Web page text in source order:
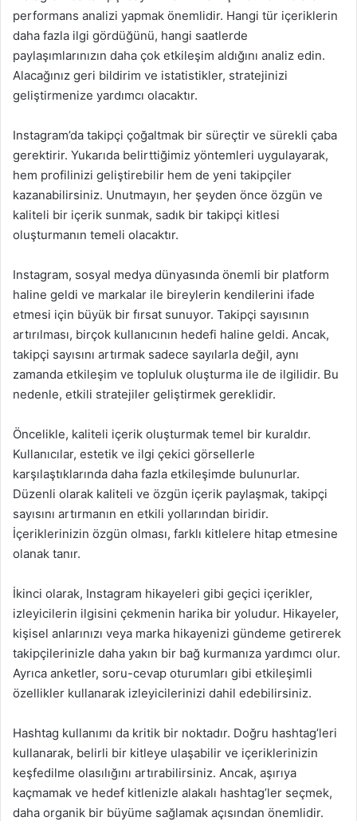
performans analizi yapmak önemlidir. Hangi tür içeriklerin
daha fazla ilgi gördüğünü, hangi saatlerde
paylaşımlarınızın daha çok etkileşim aldığını analiz edin.
Alacağınız geri bildirim ve istatistikler, stratejinizi
geliştirmenize yardımcı olacaktır.
Instagram’da takipçi çoğaltmak bir süreçtir ve sürekli çaba
gerektirir. Yukarıda belirttiğimiz yöntemleri uygulayarak,
hem profilinizi geliştirebilir hem de yeni takipçiler
kazanabilirsiniz. Unutmayın, her şeyden önce özgün ve
kaliteli bir içerik sunmak, sadık bir takipçi kitlesi
oluşturmanın temeli olacaktır.
Instagram, sosyal medya dünyasında önemli bir platform
haline geldi ve markalar ile bireylerin kendilerini ifade
etmesi için büyük bir fırsat sunuyor. Takipçi sayısının
artırılması, birçok kullanıcının hedefi haline geldi. Ancak,
takipçi sayısını artırmak sadece sayılarla değil, aynı
zamanda etkileşim ve topluluk oluşturma ile de ilgilidir. Bu
nedenle, etkili stratejiler geliştirmek gereklidir.
Öncelikle, kaliteli içerik oluşturmak temel bir kuraldır.
Kullanıcılar, estetik ve ilgi çekici görsellerle
karşılaştıklarında daha fazla etkileşimde bulunurlar.
Düzenli olarak kaliteli ve özgün içerik paylaşmak, takipçi
sayısını artırmanın en etkili yollarından biridir.
İçeriklerinizin özgün olması, farklı kitlelere hitap etmesine
olanak tanır.
İkinci olarak, Instagram hikayeleri gibi geçici içerikler,
izleyicilerin ilgisini çekmenin harika bir yoludur. Hikayeler,
kişisel anlarınızı veya marka hikayenizi gündeme getirerek
takipçilerinizle daha yakın bir bağ kurmanıza yardımcı olur.
Ayrıca anketler, soru-cevap oturumları gibi etkileşimli
özellikler kullanarak izleyicilerinizi dahil edebilirsiniz.
Hashtag kullanımı da kritik bir noktadır. Doğru hashtag’leri
kullanarak, belirli bir kitleye ulaşabilir ve içeriklerinizin
keşfedilme olasılığını artırabilirsiniz. Ancak, aşırıya
kaçmamak ve hedef kitlenizle alakalı hashtag’ler seçmek,
daha organik bir büyüme sağlamak açısından önemlidir.